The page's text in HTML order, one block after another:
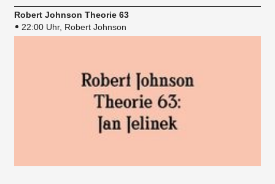
Robert Johnson Theorie 63
22:00 Uhr, Robert Johnson